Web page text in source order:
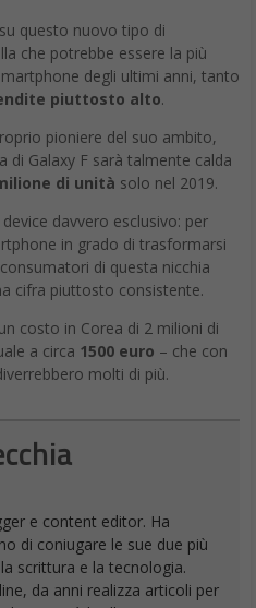
questo nuovo tipo di
che potrebbe essere la più
degli ultimi anni, tanto
piuttosto alto.
pioniere del suo ambito,
di Galaxy F sarà talmente calda
di unità solo nel 2019.
davvero esclusivo: per
in grado di trasformarsi
di questa nicchia
cifra piuttosto consistente.
costo in Corea di 2 milioni di
a circa 1500 euro – che con
molti di più.
e content editor. Ha
di coniugare le sue due più
scrittura e la tecnologia.
da anni realizza articoli per